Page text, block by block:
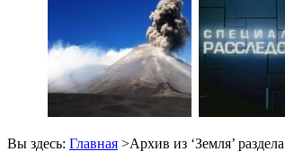
Вы здесь: Главная >Архив из ‘Земля’ раздела